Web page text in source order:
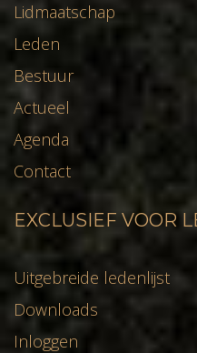
Lidmaatschap
Leden
Bestuur
Actueel
Agenda
Contact
EXCLUSIEF VOOR
Uitgebreide ledenlijst
Downloads
Inloggen